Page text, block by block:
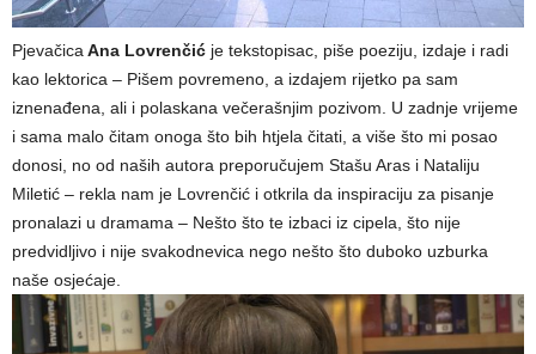
Pjevačica Ana Lovrenčić je tekstopisac, piše poeziju, izdaje i radi
kao lektorica – Pišem povremeno, a izdajem rijetko pa sam
iznenađena, ali i polaskana večerašnjim pozivom. U zadnje vrijeme
i sama malo čitam onoga što bih htjela čitati, a više što mi posao
donosi, no od naših autora preporučujem Stašu Aras i Nataliju
Miletić – rekla nam je Lovrenčić i otkrila da inspiraciju za pisanje
pronalazi u dramama – Nešto što te izbaci iz cipela, što nije
predvidljivo i nije svakodnevica nego nešto što duboko uzburka
naše osjećaje.